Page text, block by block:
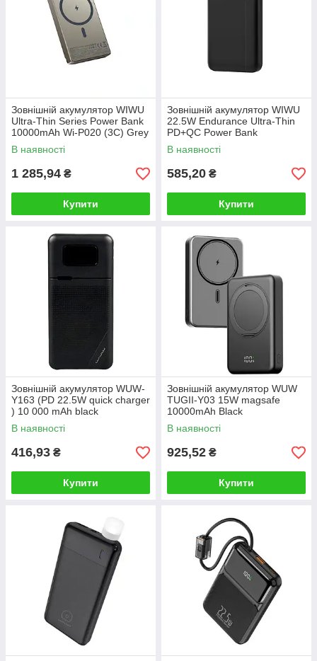
Зовнішній акумулятор WIWU
Ultra-Thin Series Power Bank
10000mAh Wi-P020 (3C) Grey
В наявності
1 285,94 ₴
Купити
Зовнішній акумулятор WIWU
22.5W Endurance Ultra-Thin
PD+QC Power Bank
10000mAh Wi-P059 Black
В наявності
585,20 ₴
Купити
Зовнішній акумулятор WUW-
Y163 (PD 22.5W quick charger
) 10 000 mAh black
В наявності
416,93 ₴
Купити
Зовнішній акумулятор WUW
TUGII-Y03 15W magsafe
10000mAh Black
В наявності
925,52 ₴
Купити